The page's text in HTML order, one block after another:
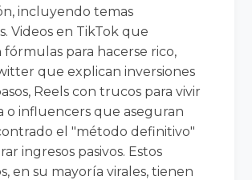
incluyendo temas
Videos en TikTok que
para hacerse rico,
que explican inversiones
Reels con trucos para vivir
o influencers que aseguran
el "método definitivo"
ingresos pasivos. Estos
en su mayoría virales, tienen